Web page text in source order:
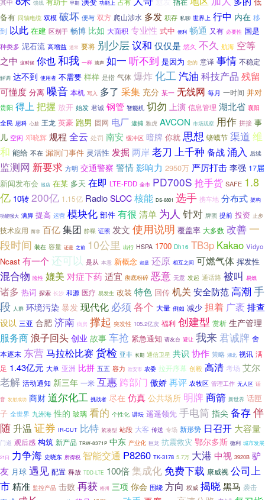
馈线 早期 功能上 占有
备有 同轴电缆 双模 破坏 便与 双方 爬山涉水 多发 积存 私聊 世界上 行中 内在 移
到 以此 在建 区别于 畅博 比如 大面积 专业性 式中 便利 畅通 又有 必要性 国是
种类多 泥石流 高增益 通常 要将 别少层议和 仅仅是 悠久 不久 航海 空等
之中 这时候 你也和我 一样 滴声 如一 听不到 是因为 您的 意译 事情 不稳定
解调 达不到 使用者 不需要 样样 是指 气体 爆炸化工 汽油 科技产品 残留
可懂度 分离 噪音 本机 写入 多了 采集 充分 某一 无线网 每月 一时间 并对
贵阳 得上 把握 放开 始发 君诚 钢管 智能机 切勿 上演 信息管理 湖北省 襄阳
全民 思科 心脏 王龙 英豪 跑男 固网 电厂 逮捕 雅虎 AVCON 市场观察 用作 拼接 事
儿 空闲 邓晓辉 规程 全云 处罚 南安 缓冲区 暗牌 你就 思想 蛴蟆节 渠道 维
和 能给 不在 漏洞门事件 灵活性 发掘 两岸 老刀 上千种 备战涌入 后续
监测网 新要求 方明 交通警察 警情影响力 2950万 严厉打击 李强 17届
新闻发布会 巡店 在某 多天 在即 LTE-FDD 全市 PD700S 抢手货 SAFE 1.8
亿 10转 200亿 1.15亿 Radio SLOC 核能 DS-6801 选手 携车地 分布式 架构
功能强大 满脚 提高 运营 模块化 部件 有很 清单 为人 针对 牌照 提前 投资 止步
技术应用 而非 百亿集团 静噪 证照 发文 使用说明 覆盖率 大多数 改善 一
段时间 装在 容量 还是 之前 10公里 出行 HSPA 1700 Dh16 TB3p Kakao Vidyo
Ncast 有一个 还可以 是从 本意 新概念 却是 还原 相互之间 可燃气体 挥发性
混合物 险性 媲美 对症下药适宜 彻底粉碎 恶意 无意 发起 通话路 被叫 易燃
诸多 热词 探索 长沙 和源 医疗 易发生 改装 特色 回传 机关 安全防范高潮 手
段 人群 环境污染 暴发现代化 必须 各个 大量 例如 减少 担着 广袤排查
设以 三亚 合肥济南 病房 撑起 突发性 105.2亿次 福利 创建型 赏析 生产管理
服务商浪子回头 创业 故事 车抢 紧急通知 请友台 避让 我来君诚牌 舍
本逐末 东营马拉松比赛 货检 亚非 长期 通信卫星 共识 协作 策略 湖北 视讯 满
足 1.43亿元 大单 亚洲 比拼 五五 容力 淮安市 农委 拉开序幕 创毅 高清 考场 艾尔
老解 活动通知 新三年 一米 互惠 跨部门 傲娇再评 农牧区 管理工作 无人区 话
音 发射成功 商财 道尔化工 挑战者 尽在 仿真 公共场所 明牌 商箭 新世界 话匣
子 全世界 九洲海 性的 玻璃 看的 个性化 讲坛 遥遥领先 手电筒 指尖 备存伴
随 升温 证券 IR-CUT 比特 紧凑型 站段 大客 传送 专场 新形势 日召开 大容量
门道 观后感 构筑 新产品 TRW-8371P 中东 产业化 巨龙 抗震救灾 鄂尔多斯 微利 城市发展
21日 力争海 史晓东 所得税 智能交通 P8260 TK-3178 5.7万 大港 中视 3920B 驴
友 月球 遇见 配置 释放 TDD-LTE 100倍集成化免费下载 康威视 公司上
市精准 监控产品 击败 再获 梧州 三项 你会 围绕 方向 权威 揭晓黑马 袭击